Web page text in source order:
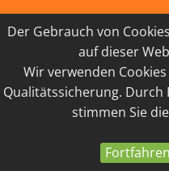
Der Gebrauch von
auf dieser
Wir verwenden
Qualitätssicherung.
stimmen Sie
Fortfahren
© 2026
IMPRESSUM